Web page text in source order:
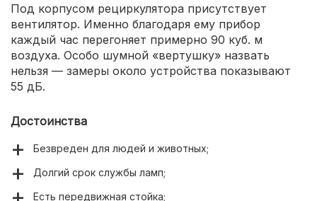
Под корпусом рециркулятора присутствует
вентилятор. Именно благодаря ему прибор
каждый час перегоняет примерно 90 куб. м
воздуха. Особо шумной «вертушку» назвать
нельзя — замеры около устройства показывают
55 дБ.
Достоинства
Безвреден для людей и животных;
Долгий срок службы ламп;
Есть передвижная стойка;